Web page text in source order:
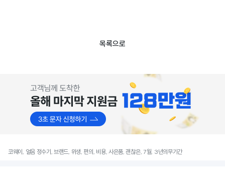
목록으로
코웨이, 얼음 정수기, 브랜드, 위생, 편의, 비용, 사은품, 괜찮은, 7월, 3년의무기간